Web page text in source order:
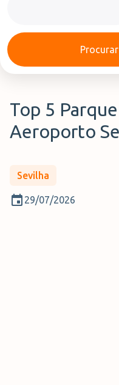
Top 5
Aeroporto
Sevilha
29/07/2026